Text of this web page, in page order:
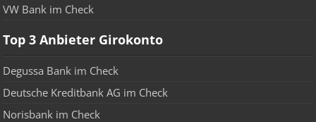
VW Bank im Check
Top 3 Anbieter Girokonto
Degussa Bank im Check
Deutsche Kreditbank AG im Check
Norisbank im Check